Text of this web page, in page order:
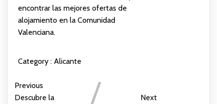
encontrar las mejores ofertas de
alojamiento en la Comunidad
Valenciana.
Category : Alicante
Previous
Descubre la
Next